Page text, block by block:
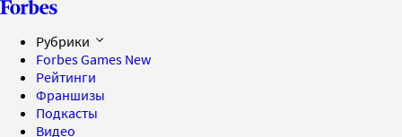
Рубрики
Forbes Games New
Рейтинги
Франшизы
Подкасты
Видео